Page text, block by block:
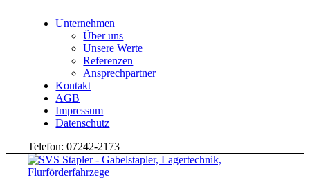
Unternehmen
Über uns
Unsere Werte
Referenzen
Ansprechpartner
Kontakt
AGB
Impressum
Datenschutz
Telefon: 07242-2173